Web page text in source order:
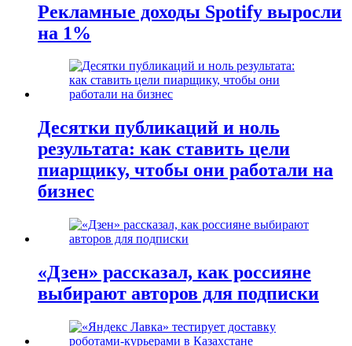
Рекламные доходы Spotify выросли
на 1%
Десятки публикаций и ноль
результата: как ставить цели
пиарщику, чтобы они работали на
бизнес
«Дзен» рассказал, как россияне
выбирают авторов для подписки